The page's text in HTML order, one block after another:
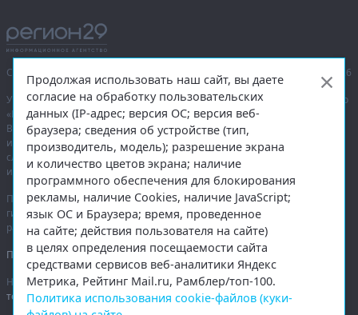
Сетевое издание «Информационное агентство Регион 29»,
© 2016–2026
Учредитель — общество с ограниченной ответственностью «Агентство
«Правда Севера».
Выписка из реестра зарегистрированных средств массовой
информации:ЭЛ № ФС 77-74226 от 09.11.2018 выдано Федеральной
службой по надзору в сфере связи, информационных технологий
и массовых коммуникаций (Роскомнадзор).
При полном или частичном использовании любых материалов
гиперссылка на region29.ruобязательна. Копирование материалов без
разрешения администрации сайта запрещено.
Правовая информация.
На информационном ресурсе применяютсярекомендательные
технологии.
Продолжая использовать наш сайт, вы даете
согласие на обработку пользовательских
данных (IP-адрес; версия ОС; версия веб-
браузера; сведения об устройстве (тип,
производитель, модель); разрешение экрана
и количество цветов экрана; наличие
программного обеспечения для блокирования
рекламы, наличие Cookies, наличие JavaScript;
язык ОС и Браузера; время, проведенное
на сайте; действия пользователя на сайте)
в целях определения посещаемости сайта
средствами сервисов веб-аналитики Яндекс
Метрика, Рейтинг Mail.ru, Рамблер/топ-100.
Политика использования cookie-файлов (куки-